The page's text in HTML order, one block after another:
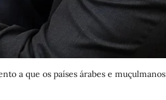
a que os países árabes e muçulmanos